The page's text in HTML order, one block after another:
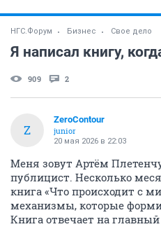
НГС.Форум Бизнес Свое дело
909 2
Z
ZeroContour
junior
20 мая 2026 в 22:03
Меня зовут Артём
публицист. Несколько
книга «Что происходит с
механизмы, которые
Книга отвечает на